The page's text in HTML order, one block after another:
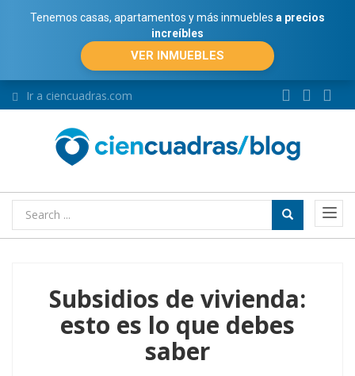
Tenemos casas, apartamentos y más inmuebles a precios
increíbles
VER INMUEBLES
Ir a ciencuadras.com
Subsidios de vivienda:
esto es lo que debes
saber